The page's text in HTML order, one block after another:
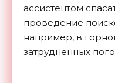
ассистентом
проведение
например, в
затрудненных